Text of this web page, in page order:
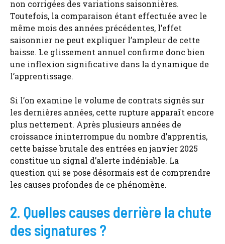
non corrigées des variations saisonnières.
Toutefois, la comparaison étant effectuée avec le
même mois des années précédentes, l’effet
saisonnier ne peut expliquer l’ampleur de cette
baisse. Le glissement annuel confirme donc bien
une inflexion significative dans la dynamique de
l’apprentissage.
Si l’on examine le volume de contrats signés sur
les dernières années, cette rupture apparaît encore
plus nettement. Après plusieurs années de
croissance ininterrompue du nombre d’apprentis,
cette baisse brutale des entrées en janvier 2025
constitue un signal d’alerte indéniable. La
question qui se pose désormais est de comprendre
les causes profondes de ce phénomène.
2. Quelles causes derrière la chute
des signatures ?